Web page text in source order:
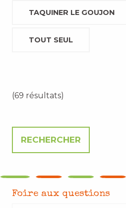
TAQUINER LE GOUJON
TOUT SEUL
(69 résultats)
Foire aux questions